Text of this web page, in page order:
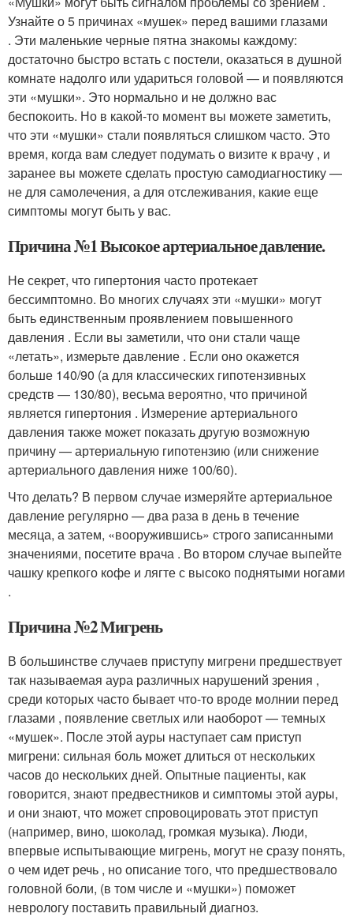
Узнайте о 5 причинах «мушек» перед вашими глазами
. Эти маленькие черные пятна знакомы каждому:
достаточно быстро встать с постели, оказаться в душной
комнате надолго или удариться головой — и появляются
эти «мушки». Это нормально и не должно вас
беспокоить. Но в какой-то момент вы можете заметить,
что эти «мушки» стали появляться слишком часто. Это
время, когда вам следует подумать о визите к врачу , и
заранее вы можете сделать простую самодиагностику —
не для самолечения, а для отслеживания, какие еще
симптомы могут быть у вас.
Причина №1 Высокое артериальное давление.
Не секрет, что гипертония часто протекает
бессимптомно. Во многих случаях эти «мушки» могут
быть единственным проявлением повышенного
давления . Если вы заметили, что они стали чаще
«летать», измерьте давление . Если оно окажется
больше 140/90 (а для классических гипотензивных
средств — 130/80), весьма вероятно, что причиной
является гипертония . Измерение артериального
давления также может показать другую возможную
причину — артериальную гипотензию (или снижение
артериального давления ниже 100/60).
Что делать? В первом случае измеряйте артериальное
давление регулярно — два раза в день в течение
месяца, а затем, «вооружившись» строго записанными
значениями, посетите врача . Во втором случае выпейте
чашку крепкого кофе и лягте с высоко поднятыми ногами
.
Причина №2 Мигрень
В большинстве случаев приступу мигрени предшествует
так называемая аура различных нарушений зрения ,
среди которых часто бывает что-то вроде молнии перед
глазами , появление светлых или наоборот — темных
«мушек». После этой ауры наступает сам приступ
мигрени: сильная боль может длиться от нескольких
часов до нескольких дней. Опытные пациенты, как
говорится, знают предвестников и симптомы этой ауры,
и они знают, что может спровоцировать этот приступ
(например, вино, шоколад, громкая музыка). Люди,
впервые испытывающие мигрень, могут не сразу понять,
о чем идет речь , но описание того, что предшествовало
головной боли, (в том числе и «мушки») поможет
неврологу поставить правильный диагноз.